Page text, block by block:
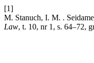
[1]
M. Stanuch, I. M. .
Law, t. 10, nr 1, s. 64–72,